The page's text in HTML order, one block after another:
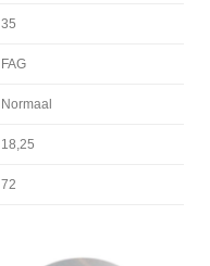
35
FAG
Normaal
18,25
72